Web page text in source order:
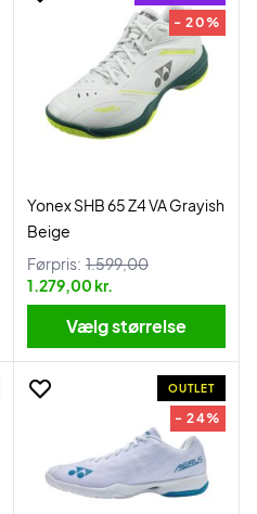
- 20%
Yonex SHB 65 Z4 VA Grayish
Beige
Førpris: 1.599,00
1.279,00 kr.
Vælg størrelse
OUTLET
- 24%